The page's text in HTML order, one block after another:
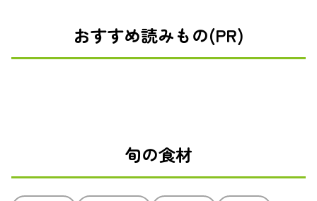
おすすめ読みもの(PR)
旬の食材